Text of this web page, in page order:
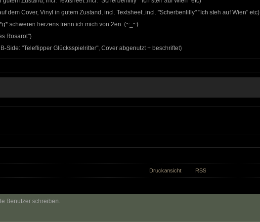
dem Cover, Vinyl in gutem Zustand, incl. Textsheet..incl. "Scherbenlilly" "Ich steh auf Wien" etc)
schweren herzens trenn ich mich von 2en. (~_~)
Rosarot")
Side: "Teleflipper Glücksspielritter", Cover abgenutzt + beschriftet)
Druckansicht RSS
Benutzer schreiben.